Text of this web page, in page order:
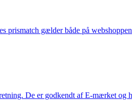
gælder både på
De er godkendt af E-mærket